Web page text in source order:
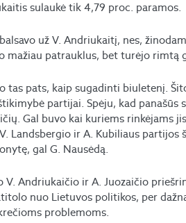
sulaukė tik 4,79 proc. paramos.
už V. Andriukaitį, nes,
mažiau patrauklus, bet turėjo rimtą
tas pats, kaip sugadinti biuletenį.
partijai. Spėju, kad panašūs
Gal buvo kai kuriems rinkėjams
Landsbergio ir A. Kubiliaus partijos
gal G. Nausėdą.
V. Andriukaičio ir A. Juozaičio
nuo Lietuvos politikos, per
problemoms.